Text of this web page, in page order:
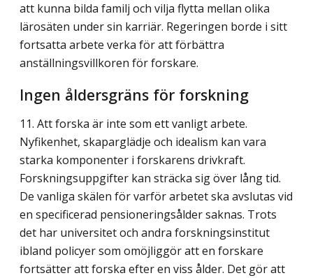
att kunna bilda familj och vilja flytta mellan olika
lärosäten under sin karriär. Regeringen borde i sitt
fortsatta arbete verka för att förbättra
anställningsvillkoren för forskare.
Ingen åldersgräns för forskning
11. Att forska är inte som ett vanligt arbete.
Nyfikenhet, skaparglädje och idealism kan vara
starka komponenter i forskarens drivkraft.
Forskningsuppgifter kan sträcka sig över lång tid.
De vanliga skälen för varför arbetet ska avslutas vid
en specificerad pensioner­ingsålder saknas. Trots
det har universitet och andra forskningsinstitut
ibland policyer som omöjliggör att en forskare
fortsätter att forska efter en viss ålder. Det gör att